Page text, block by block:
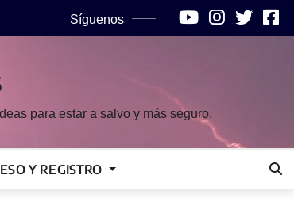
Síguenos
para estar a salvo y más seguro.
Y REGISTRO